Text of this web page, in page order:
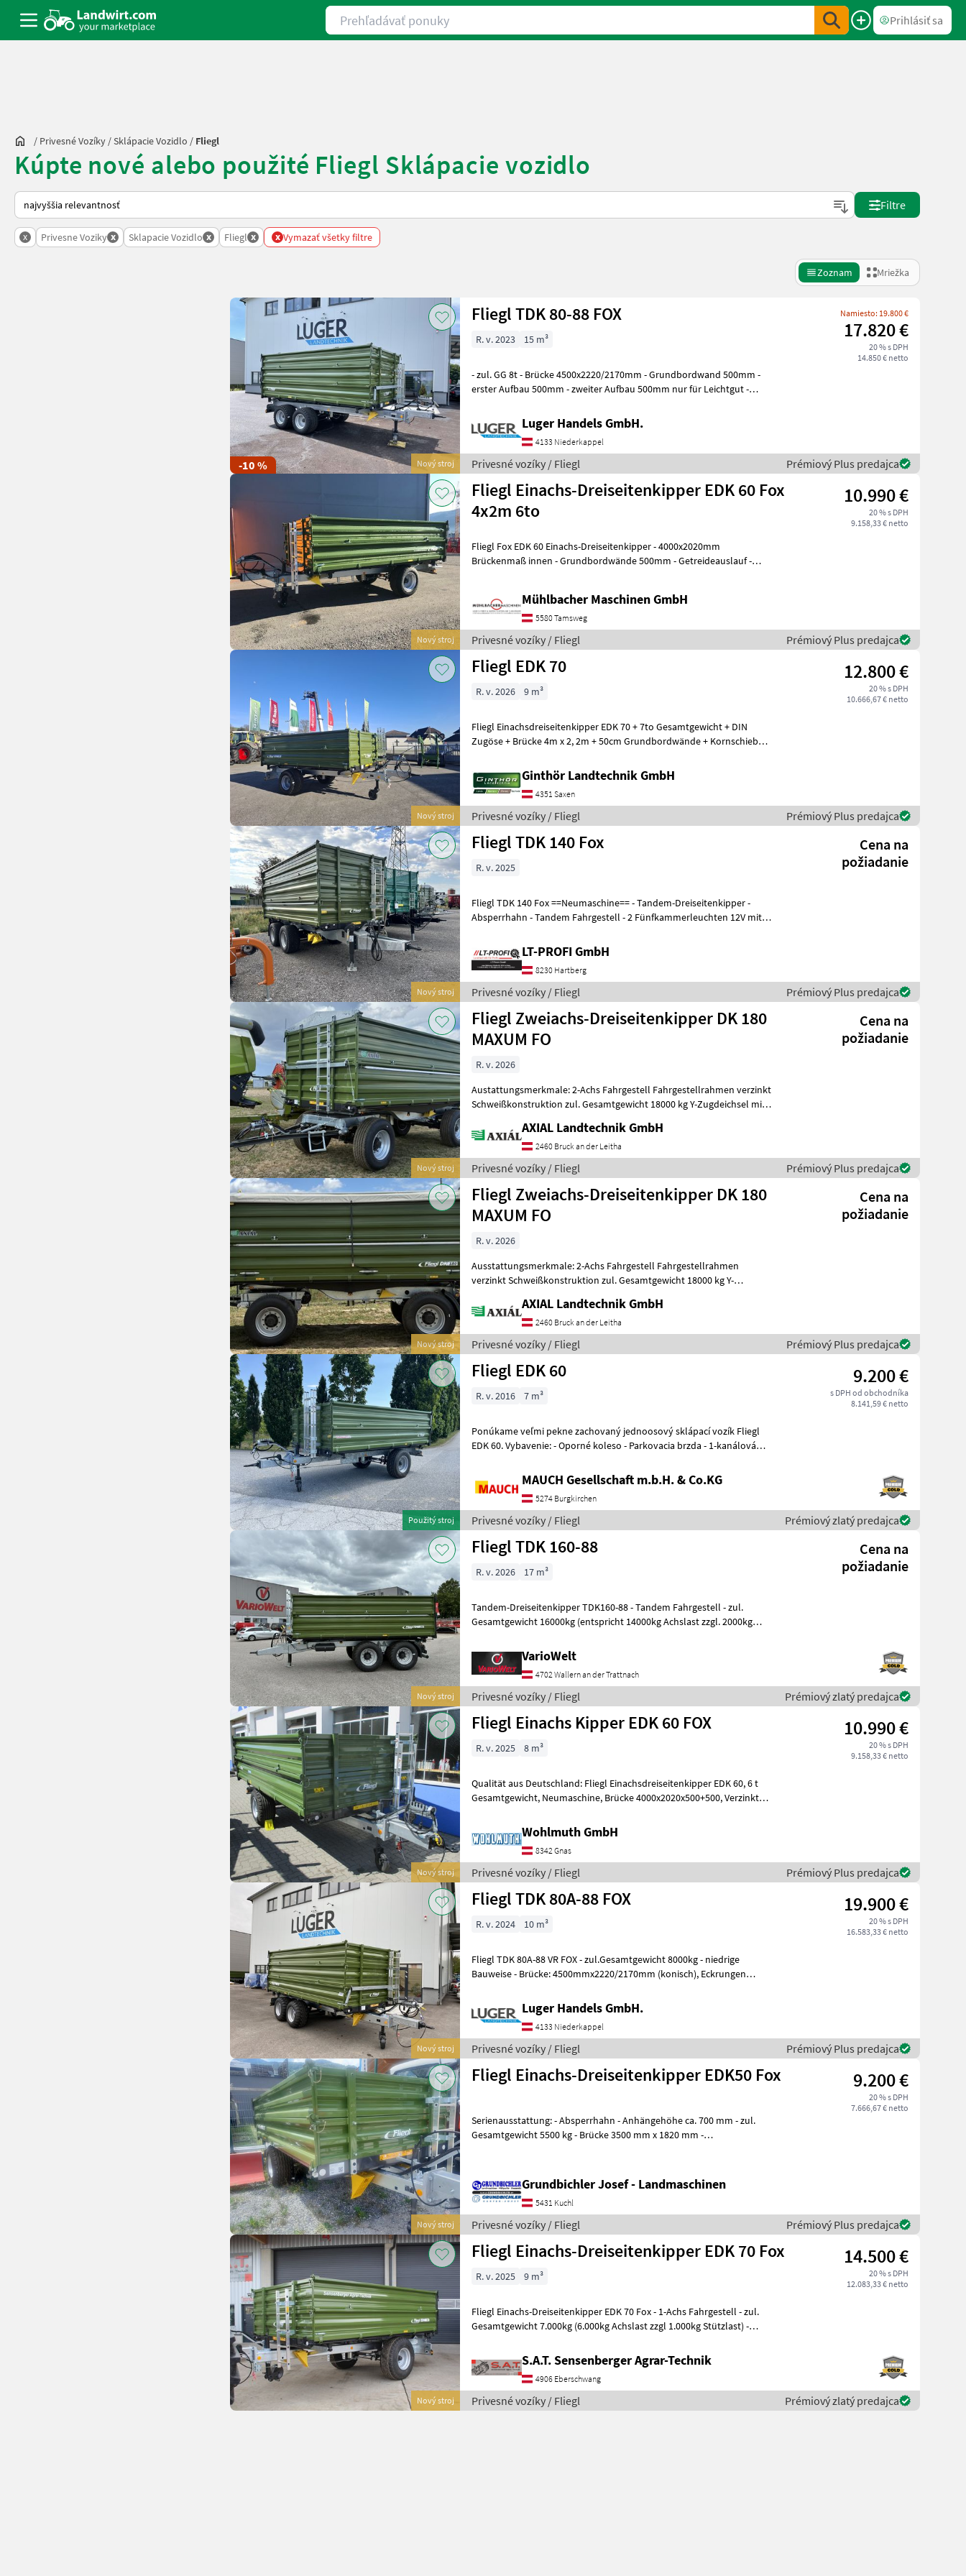
Prehľadávať ponuky
Prihlásiť sa
/ Privesné Vozíky /Sklápacie Vozidlo / Fliegl
Kúpte nové alebo použité Fliegl Sklápacie vozidlo
Takto sa vykonáva triedenie na Landwirt.com
Filtre
x Privesne Voziky x Sklapacie Vozidlo x Fliegl x x Vymazať všetky filtre
Zoznam Mriežka
-10 % Nový stroj
Fliegl TDK 80-88 FOX Namiesto: 19.800 €
17.820 €
20 % s DPH
14.850 € netto
R. v. 2023 15 m³
- zul. GG 8t - Brücke 4500x2220/2170mm - Grundbordwand 500mm -
erster Aufbau 500mm - zweiter Aufbau 500mm nur für Leichtgut -
Luger Handels GmbH.
4133 Niederkappel
Privesné vozíky / Fliegl Prémiový Plus predajca
Nový stroj
Fliegl Einachs-Dreiseitenkipper EDK 60 Fox
4x2m 6to
10.990 €
20 % s DPH
9.158,33 € netto
Fliegl Fox EDK 60 Einachs-Dreiseitenkipper - 4000x2020mm
Brückenmaß innen - Grundbordwände 500mm - Getreideauslauf -
Mühlbacher Maschinen GmbH
5580 Tamsweg
Privesné vozíky / Fliegl Prémiový Plus predajca
Nový stroj
Fliegl EDK 70 12.800 €
20 % s DPH
10.666,67 € netto
R. v. 2026 9 m³
Fliegl Einachsdreiseitenkipper EDK 70 + 7to Gesamtgewicht + DIN
Zugöse + Brücke 4m x 2, 2m + 50cm Grundbordwände + Kornschieber
Ginthör Landtechnik GmbH
4351 Saxen
Privesné vozíky / Fliegl Prémiový Plus predajca
Nový stroj
Fliegl TDK 140 Fox
Cena na
požiadanie
R. v. 2025
Fliegl TDK 140 Fox ==Neumaschine== - Tandem-Dreiseitenkipper -
Absperrhahn - Tandem Fahrgestell - 2 Fünfkammerleuchten 12V mit
LT-PROFI GmbH
8230 Hartberg
Privesné vozíky / Fliegl Prémiový Plus predajca
Nový stroj
Fliegl Zweiachs-Dreiseitenkipper DK 180
MAXUM FO
Cena na
požiadanie
R. v. 2026
Austattungsmerkmale: 2-Achs Fahrgestell Fahrgestellrahmen verzinkt
Schweißkonstruktion zul. Gesamtgewicht 18000 kg Y-Zugdeichsel mit
AXIAL Landtechnik GmbH
2460 Bruck an der Leitha
Privesné vozíky / Fliegl Prémiový Plus predajca
Nový stroj
Fliegl Zweiachs-Dreiseitenkipper DK 180
MAXUM FO
Cena na
požiadanie
R. v. 2026
Ausstattungsmerkmale: 2-Achs Fahrgestell Fahrgestellrahmen
verzinkt Schweißkonstruktion zul. Gesamtgewicht 18000 kg Y-
AXIAL Landtechnik GmbH
2460 Bruck an der Leitha
Privesné vozíky / Fliegl Prémiový Plus predajca
Použitý stroj
Fliegl EDK 60 9.200 €
s DPH od obchodníka
8.141,59 € netto
R. v. 2016 7 m³
Ponúkame veľmi pekne zachovaný jednoosový sklápací vozík Fliegl
EDK 60. Vybavenie: - Oporné koleso - Parkovacia brzda - 1-kanálová
MAUCH Gesellschaft m.b.H. & Co.KG
5274 Burgkirchen
Privesné vozíky / Fliegl Prémiový zlatý predajca
Nový stroj
Fliegl TDK 160-88
Cena na
požiadanie
R. v. 2026 17 m³
Tandem-Dreiseitenkipper TDK160-88 - Tandem Fahrgestell - zul.
Gesamtgewicht 16000kg (entspricht 14000kg Achslast zzgl. 2000kg
VarioWelt
4702 Wallern an der Trattnach
Privesné vozíky / Fliegl Prémiový zlatý predajca
Nový stroj
Fliegl Einachs Kipper EDK 60 FOX 10.990 €
20 % s DPH
9.158,33 € netto
R. v. 2025 8 m³
Qualität aus Deutschland: Fliegl Einachsdreiseitenkipper EDK 60, 6 t
Gesamtgewicht, Neumaschine, Brücke 4000x2020x500+500, Verzinkter
Wohlmuth GmbH
8342 Gnas
Privesné vozíky / Fliegl Prémiový Plus predajca
Nový stroj
Fliegl TDK 80A-88 FOX 19.900 €
20 % s DPH
16.583,33 € netto
R. v. 2024 10 m³
Fliegl TDK 80A-88 VR FOX - zul.Gesamtgewicht 8000kg - niedrige
Bauweise - Brücke: 4500mmx2220/2170mm (konisch), Eckrungen
Luger Handels GmbH.
4133 Niederkappel
Privesné vozíky / Fliegl Prémiový Plus predajca
Nový stroj
Fliegl Einachs-Dreiseitenkipper EDK50 Fox 9.200 €
20 % s DPH
7.666,67 € netto
Serienausstattung: - Absperrhahn - Anhängehöhe ca. 700 mm - zul.
Gesamtgewicht 5500 kg - Brücke 3500 mm x 1820 mm -
Grundbichler Josef - Landmaschinen
5431 Kuchl
Privesné vozíky / Fliegl Prémiový Plus predajca
Nový stroj
Fliegl Einachs-Dreiseitenkipper EDK 70 Fox 14.500 €
20 % s DPH
12.083,33 € netto
R. v. 2025 9 m³
Fliegl Einachs-Dreiseitenkipper EDK 70 Fox - 1-Achs Fahrgestell - zul.
Gesamtgewicht 7.000kg (6.000kg Achslast zzgl 1.000kg Stützlast) -
S.A.T. Sensenberger Agrar-Technik
4906 Eberschwang
Privesné vozíky / Fliegl Prémiový zlatý predajca